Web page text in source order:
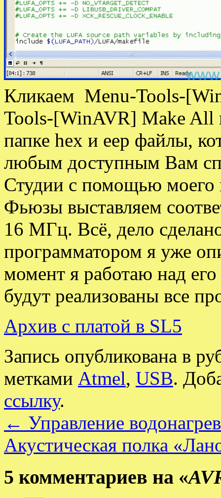
Кликаем Menu-Tools-
Tools-[WinAVR] Make All
папке hex и eep файлы,
любым доступным Вам
Студии с помощью моего
Фьюзы выставляем
16 МГц. Всё, дело
программатором я уже
момент я работаю над
будут реализованы все
Архив с платой в SL5
Запись опубликована в
метками Atmel, USB.
ссылку.
← Управление
Акустическая полка
5 комментариев на «